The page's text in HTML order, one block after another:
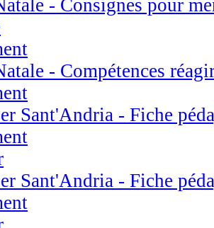
- Consignes pour
- Compétences
Sant'Andria - Fiche
Sant'Andria - Fiche